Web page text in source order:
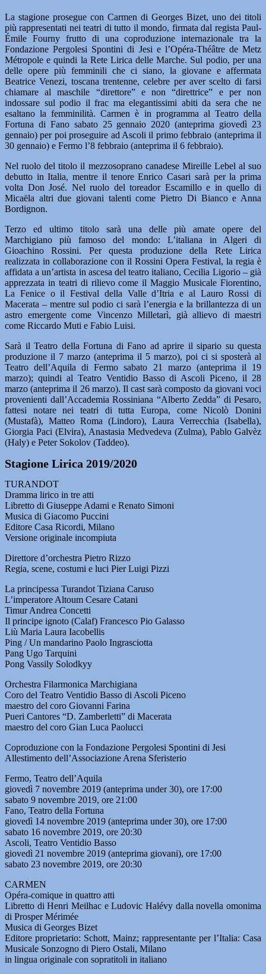
La stagione prosegue con Carmen di Georges Bizet, uno dei titoli
più rappresentati nei teatri di tutto il mondo, firmata dal regista Paul-
Émile Fourny frutto di una coproduzione internazionale tra la
Fondazione Pergolesi Spontini di Jesi e l’Opéra-Théâtre de Metz
Métropole e quindi la Rete Lirica delle Marche. Sul podio, per una
delle opere più femminili che ci siano, la giovane e affermata
Beatrice Venezi, toscana trentenne, celebre per aver scelto di farsi
chiamare al maschile “direttore” e non “direttrice” e per non
indossare sul podio il frac ma elegantissimi abiti da sera che ne
esaltano la femminilità. Carmen è in programma al Teatro della
Fortuna di Fano sabato 25 gennaio 2020 (anteprima giovedì 23
gennaio) per poi proseguire ad Ascoli il primo febbraio (anteprima il
30 gennaio) e Fermo l’8 febbraio (anteprima il 6 febbraio).
Nel ruolo del titolo il mezzosoprano canadese Mireille Lebel al suo
debutto in Italia, mentre il tenore Enrico Casari sarà per la prima
volta Don José. Nel ruolo del toreador Escamillo e in quello di
Micaëla altri due giovani talenti come Pietro Di Bianco e Anna
Bordignon.
Terzo ed ultimo titolo sarà una delle più amate opere del
Marchigiano più famoso del mondo: L’italiana in Algeri di
Gioachino Rossini. Per questa produzione della Rete Lirica
realizzata in collaborazione con il Rossini Opera Festival, la regia è
affidata a un’artista in ascesa del teatro italiano, Cecilia Ligorio – già
apprezzata in teatri di rilievo come il Maggio Musicale Fiorentino,
La Fenice o il Festival della Valle d’Itria e al Lauro Rossi di
Macerata – mentre sul podio ci sarà l’energia e la brillantezza di un
astro emergente come Vincenzo Milletarì, già allievo di maestri
come Riccardo Muti e Fabio Luisi.
Sarà il Teatro della Fortuna di Fano ad aprire il sipario su questa
produzione il 7 marzo (anteprima il 5 marzo), poi ci si sposterà al
Teatro dell’Aquila di Fermo sabato 21 marzo (anteprima il 19
marzo); quindi al Teatro Ventidio Basso di Ascoli Piceno, il 28
marzo (anteprima il 26 marzo). Il cast sarà composto da giovani voci
provenienti dall’Accademia Rossiniana “Alberto Zedda” di Pesaro,
fattesi notare nei teatri di tutta Europa, come Nicolò Donini
(Mustafà), Matteo Roma (Lindoro), Laura Verrecchia (Isabella),
Giorgia Paci (Elvira), Anastasia Medvedeva (Zulma), Pablo Galvèz
(Haly) e Peter Sokolov (Taddeo).
Stagione Lirica 2019/2020
TURANDOT
Dramma lirico in tre atti
Libretto di Giuseppe Adami e Renato Simoni
Musica di Giacomo Puccini
Editore Casa Ricordi, Milano
Versione originale incompiuta
Direttore d’orchestra Pietro Rizzo
Regia, scene, costumi e luci Pier Luigi Pizzi
La principessa Turandot Tiziana Caruso
L’imperatore Altoum Cesare Catani
Timur Andrea Concetti
Il principe ignoto (Calaf) Francesco Pio Galasso
Liù Maria Laura Iacobellis
Ping / Un mandarino Paolo Ingrasciotta
Pang Ugo Tarquini
Pong Vassily Solodkyy
Orchestra Filarmonica Marchigiana
Coro del Teatro Ventidio Basso di Ascoli Piceno
maestro del coro Giovanni Farina
Pueri Cantores “D. Zamberletti” di Macerata
maestro del coro Gian Luca Paolucci
Coproduzione con la Fondazione Pergolesi Spontini di Jesi
Allestimento dell’Associazione Arena Sferisterio
Fermo, Teatro dell’Aquila
giovedì 7 novembre 2019 (anteprima under 30), ore 17:00
sabato 9 novembre 2019, ore 21:00
Fano, Teatro della Fortuna
giovedì 14 novembre 2019 (anteprima under 30), ore 17:00
sabato 16 novembre 2019, ore 20:30
Ascoli, Teatro Ventidio Basso
giovedì 21 novembre 2019 (anteprima giovani), ore 17:00
sabato 23 novembre 2019, ore 20:30
CARMEN
Opéra-comique in quattro atti
Libretto di Henri Meilhac e Ludovic Halévy dalla novella omonima
di Prosper Mérimée
Musica di Georges Bizet
Editore proprietario: Schott, Mainz; rappresentante per l’Italia: Casa
Musicale Sonzogno di Piero Ostali, Milano
in lingua originale con sopratitoli in italiano